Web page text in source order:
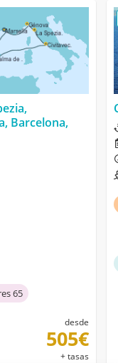
Barcelona,
65
desde
505€
+ tasas